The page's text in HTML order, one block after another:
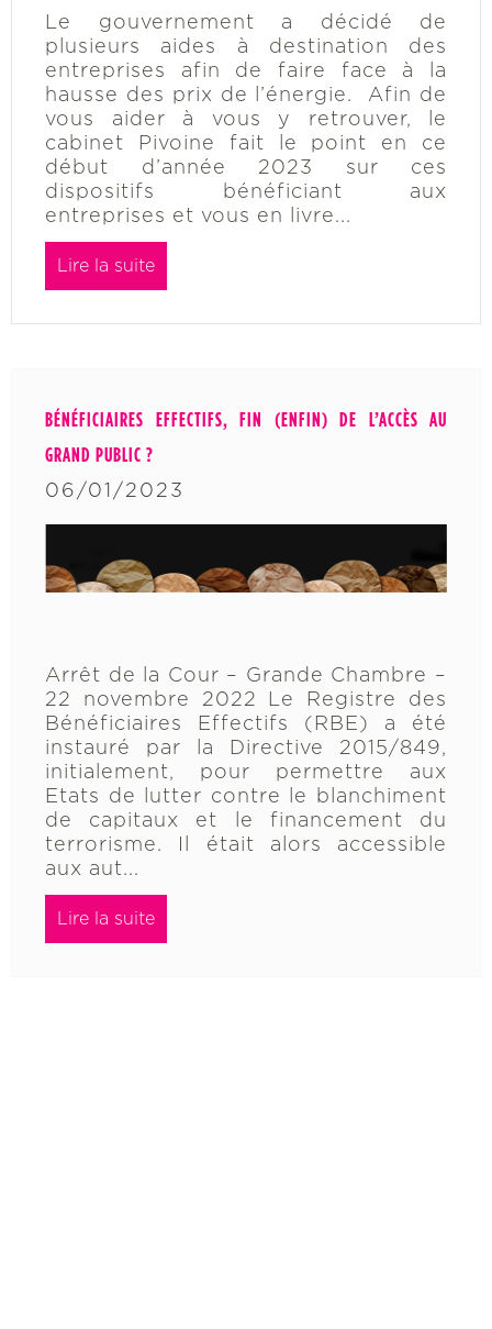
Le gouvernement a décidé de
plusieurs aides à destination des
entreprises afin de faire face à la
hausse des prix de l’énergie. Afin de
vous aider à vous y retrouver, le
cabinet Pivoine fait le point en ce
début d’année 2023 sur ces
dispositifs bénéficiant aux
entreprises et vous en livre...
Lire la suite
BÉNÉFICIAIRES EFFECTIFS, FIN (ENFIN) DE L’ACCÈS AU
GRAND PUBLIC ?
06/01/2023
Arrêt de la Cour – Grande Chambre –
22 novembre 2022 Le Registre des
Bénéficiaires Effectifs (RBE) a été
instauré par la Directive 2015/849,
initialement, pour permettre aux
Etats de lutter contre le blanchiment
de capitaux et le financement du
terrorisme. Il était alors accessible
aux aut...
Lire la suite